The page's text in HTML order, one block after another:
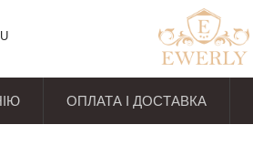
ОПЛАТА І ДОСТАВКА